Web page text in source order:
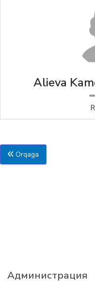
Alieva
Orqaga
Администрация